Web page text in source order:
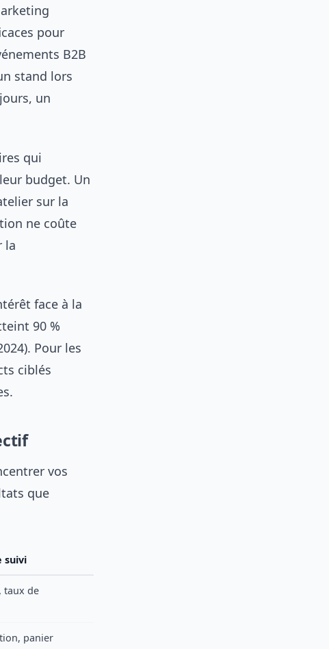
pour
B2B
stand lors
un
qui
budget. Un
sur la
ne coûte
la
face à la
90 %
Pour les
ciblés
vos
que
suivi
taux de
panier